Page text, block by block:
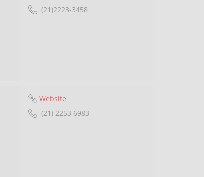
(21)2223-3458
Website
(21) 2253 6983